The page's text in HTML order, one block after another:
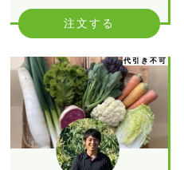
注文する
代引き不可